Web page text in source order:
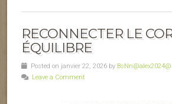
RECONNECTER LE
ÉQUILIBRE
Posted on janvier 22, 2026 by BsNn@alex2024@
Leave a Comment